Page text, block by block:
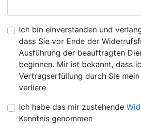
Ich bin einverstanden und
dass Sie vor Ende der
Ausführung der beauftragten
beginnen. Mir ist bekannt, dass
Vertragserfüllung durch Sie
verliere
Ich habe das mir zustehende
Kenntnis genommen